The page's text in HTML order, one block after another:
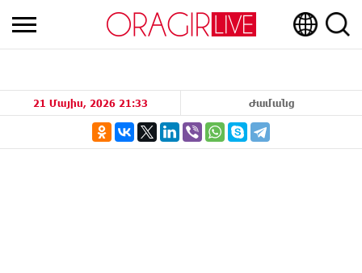
21 Մայիս, 2026 21:33 Ժամանց